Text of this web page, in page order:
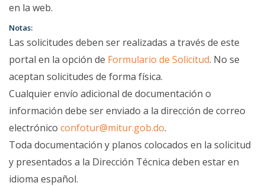
en la web.
Notas:
Las solicitudes deben ser realizadas a través de este
portal en la opción de Formulario de Solicitud. No se
aceptan solicitudes de forma física.
Cualquier envío adicional de documentación o
información debe ser enviado a la dirección de correo
electrónico confotur@mitur.gob.do.
Toda documentación y planos colocados en la solicitud
y presentados a la Dirección Técnica deben estar en
idioma español.